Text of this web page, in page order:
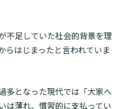
不足していた社会的背景を理
らはじまったと言われていま
多となった現代では「大家へ
は薄れ、慣習的に支払ってい